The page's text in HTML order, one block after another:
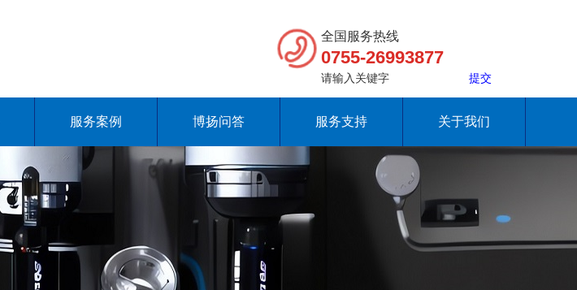
全国服务热线
0755-26993877
服务案例 博扬问答 服务支持 关于我们